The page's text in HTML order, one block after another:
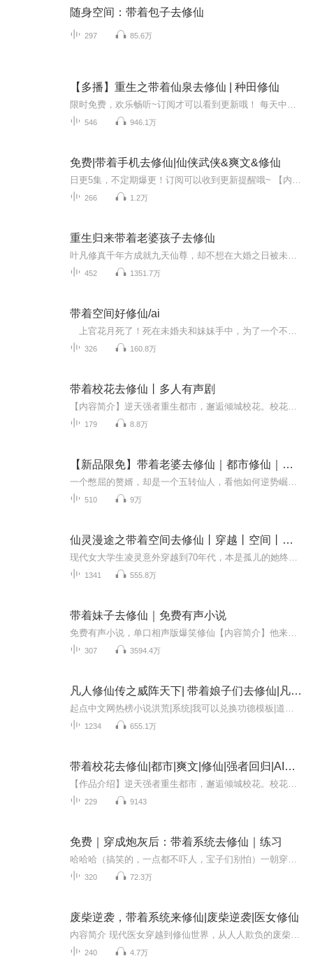
随身空间：带着包子去修仙
297 85.6万
【多播】重生之带着仙泉去修仙 | 种田修仙
546 946.1万
免费|带着手机去修仙|仙侠武侠&爽文&修仙
266 1.2万
重生归来带着老婆孩子去修仙
452 1351.7万
带着空间好修仙/ai
326 160.8万
带着校花去修仙丨多人有声剧
179 8.8万
【新品限免】带着老婆去修仙｜都市修仙｜爽文
510 9万
仙灵漫途之带着空间去修仙丨穿越丨空间丨灵宠丨修仙丨多播
1341 555.8万
带着妹子去修仙｜免费有声小说
307 3594.4万
凡人修仙传之威阵天下| 带着娘子们去修仙|凡人流
1234 655.1万
带着校花去修仙|都市|爽文|修仙|强者回归|AI专辑
229 9143
免费｜穿成炮灰后：带着系统去修仙｜练习
320 72.3万
废柴逆袭，带着系统来修仙|废柴逆袭|医女修仙
240 4.7万